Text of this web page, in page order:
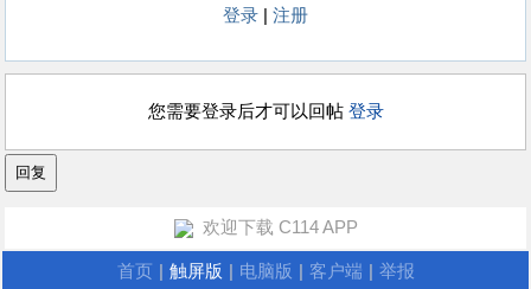
登录
注册
您需要登录后才可以回帖 登录
欢迎下载 C114 APP
首页 触屏版 电脑版 客户端 举报